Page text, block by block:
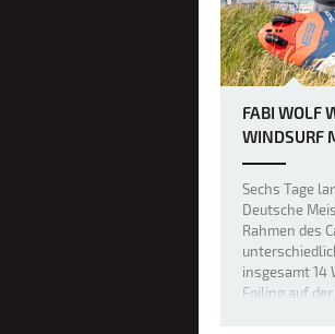
FABI WOLF
WINDSURF
Sechs Tage
Deutsche
Rahmen des
insgesamt
Foiling auf